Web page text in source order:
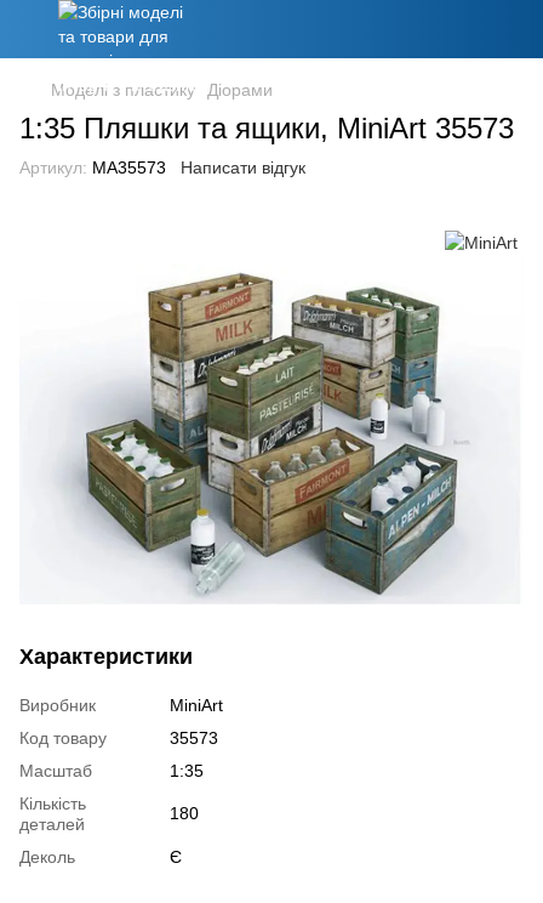
Моделі з пластику Діорами
1:35 Пляшки та ящики, MiniArt 35573
Артикул: MA35573 Написати відгук
Характеристики
Виробник
MiniArt
Код товару
35573
Масштаб
1:35
Кількість
деталей
180
Деколь Є